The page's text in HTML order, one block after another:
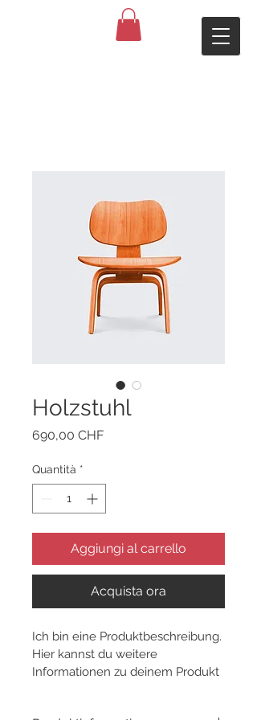
Holzstuhl
690,00 CHFPrezzo
Quantità *
Aggiungi al carrello
Acquista ora
Ich bin eine Produktbeschreibung.
Hier kannst du weitere
Informationen zu deinem Produkt